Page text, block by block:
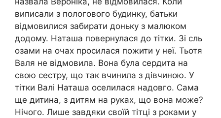
виписали з пологового будинку, батьки
відмовилися забирати доньку з малюком
додому. Наташа повернулася до тітки. Зі сль
озами на очах просилася пожити у неї. Тьотя
Валя не відмовила. Вона була сердита на
свою сестру, що так вчинила з дівчиною. У
тітки Валі Наташа оселилася надовго. Сама
ще дитина, з дитям на руках, що вона може?
Нічого. Лише завдяки своїй тітці з роками у